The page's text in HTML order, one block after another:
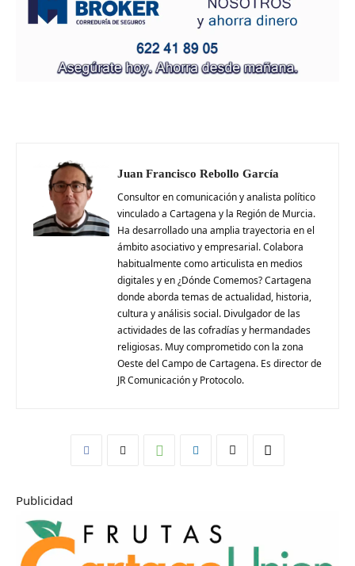
Juan Francisco Rebollo García
Consultor en comunicación y analista político
vinculado a Cartagena y la Región de Murcia.
Ha desarrollado una amplia trayectoria en el
ámbito asociativo y empresarial. Colabora
habitualmente como articulista en medios
digitales y en ¿Dónde Comemos? Cartagena
donde aborda temas de actualidad, historia,
cultura y análisis social. Divulgador de las
actividades de las cofradías y hermandades
religiosas. Muy comprometido con la zona
Oeste del Campo de Cartagena. Es director de
JR Comunicación y Protocolo.
Publicidad